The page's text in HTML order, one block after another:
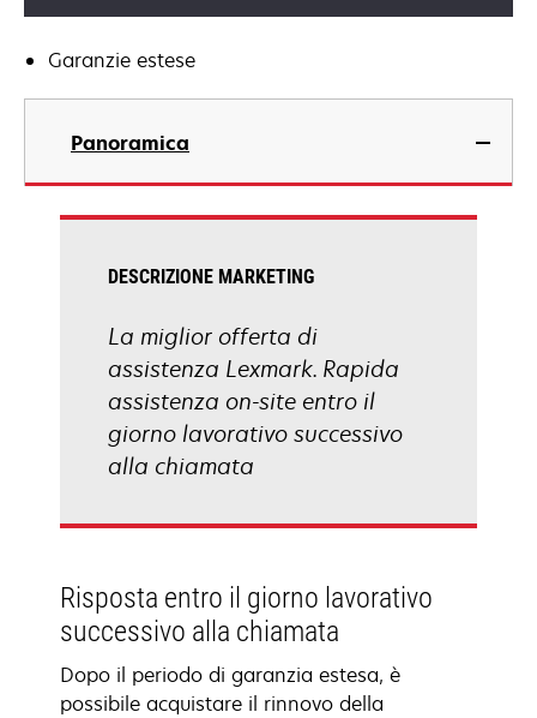
Garanzie estese
Panoramica
DESCRIZIONE MARKETING
La miglior offerta di
assistenza Lexmark. Rapida
assistenza on-site entro il
giorno lavorativo successivo
alla chiamata
Risposta entro il giorno lavorativo
successivo alla chiamata
Dopo il periodo di garanzia estesa, è
possibile acquistare il rinnovo della